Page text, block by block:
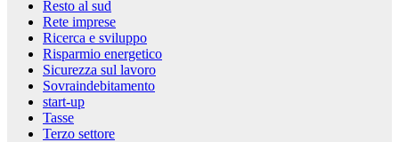
Resto al sud
Rete imprese
Ricerca e sviluppo
Risparmio energetico
Sicurezza sul lavoro
Sovraindebitamento
start-up
Tasse
Terzo settore